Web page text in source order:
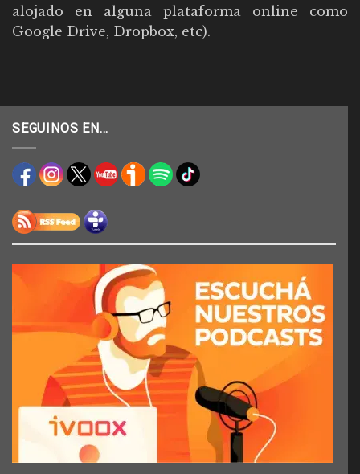
alojado en alguna plataforma online como
Google Drive, Dropbox, etc).
SEGUINOS EN…